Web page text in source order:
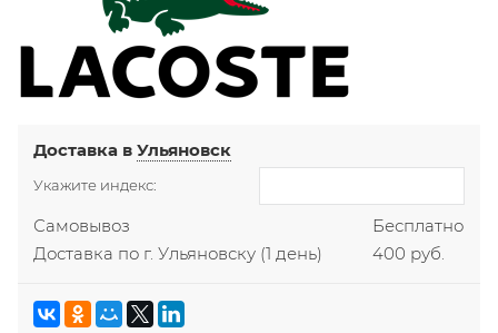
Доставка вУльяновск
Укажите индекс:
Самовывоз
Бесплатно
Доставка по г. Ульяновску (1 день) 400 руб.